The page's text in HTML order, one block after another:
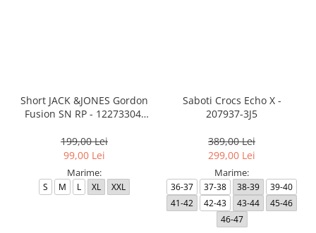
Short JACK &JONES Gordon
Fusion SN RP - 12273304-
199,00 Lei
99,00 Lei
Marime:
S M L XL XXL
Saboti Crocs Echo X -
207937-3J5
389,00 Lei
299,00 Lei
Marime:
36-37 37-38 38-39
39-40
41-42
42-43 43-44
45-46
46-47